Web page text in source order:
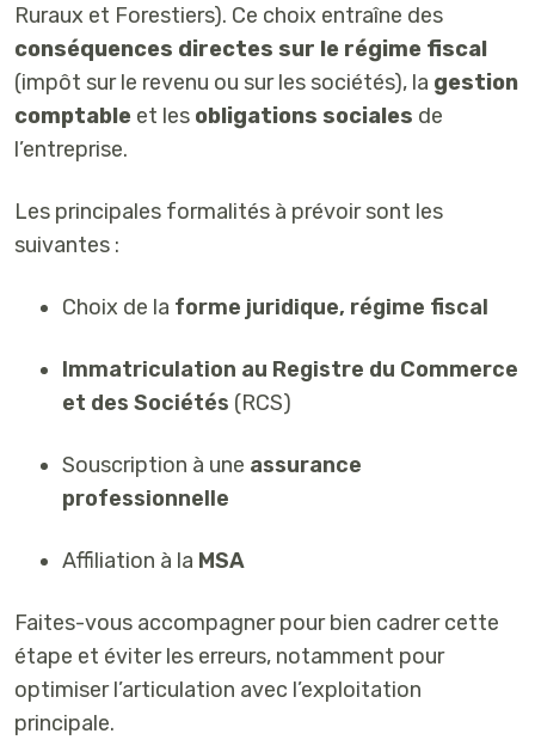
Ruraux et Forestiers). Ce choix entraîne des
conséquences directes sur le régime fiscal
(impôt sur le revenu ou sur les sociétés), la gestion
comptable et les obligations sociales de
l’entreprise.
Les principales formalités à prévoir sont les
suivantes :
Choix de la forme juridique, régime fiscal
Immatriculation au Registre du Commerce
et des Sociétés (RCS)
Souscription à une assurance
professionnelle
Affiliation à la MSA
Faites-vous accompagner pour bien cadrer cette
étape et éviter les erreurs, notamment pour
optimiser l’articulation avec l’exploitation
principale.